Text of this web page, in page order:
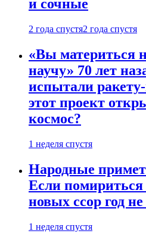
и сочные
2 года спустя2 года спустя
«Вы материться
научу» 70 лет
испытали
этот проект
космос?
1 неделя спустя
Народные
Если помириться
новых ссор год не
1 неделя спустя